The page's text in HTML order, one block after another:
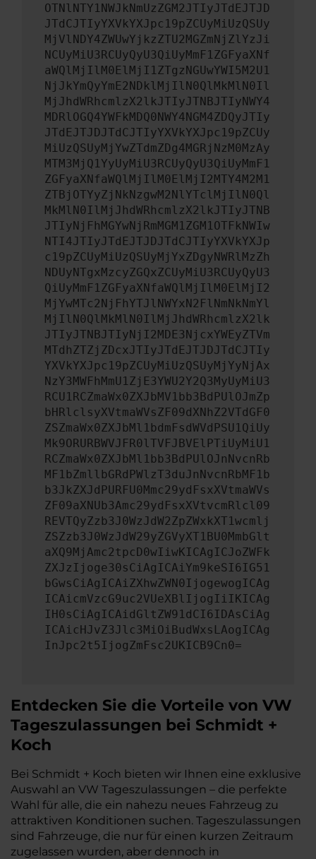
OTNlNTY1NWJkNmUzZGM2JTIyJTdEJTJD
JTdCJTIyYXVkYXJpc19pZCUyMiUzQSUy
MjVlNDY4ZWUwYjkzZTU2MGZmNjZlYzJi
NCUyMiU3RCUyQyU3QiUyMmF1ZGFyaXNf
aWQlMjIlM0ElMjI1ZTgzNGUwYWI5M2U1
NjJkYmQyYmE2NDklMjIlN0QlMkMlN0Il
MjJhdWRhcmlzX2lkJTIyJTNBJTIyNWY4
MDRlOGQ4YWFkMDQ0NWY4NGM4ZDQyJTIy
JTdEJTJDJTdCJTIyYXVkYXJpc19pZCUy
MiUzQSUyMjYwZTdmZDg4MGRjNzM0MzAy
MTM3MjQ1YyUyMiU3RCUyQyU3QiUyMmF1
ZGFyaXNfaWQlMjIlM0ElMjI2MTY4M2M1
ZTBjOTYyZjNkNzgwM2NlYTclMjIlN0Ql
MkMlN0IlMjJhdWRhcmlzX2lkJTIyJTNB
JTIyNjFhMGYwNjRmMGM1ZGM1OTFkNWIw
NTI4JTIyJTdEJTJDJTdCJTIyYXVkYXJp
c19pZCUyMiUzQSUyMjYxZDgyNWRlMzZh
NDUyNTgxMzcyZGQxZCUyMiU3RCUyQyU3
QiUyMmF1ZGFyaXNfaWQlMjIlM0ElMjI2
MjYwMTc2NjFhYTJlNWYxN2FlNmNkNmYl
MjIlN0QlMkMlN0IlMjJhdWRhcmlzX2lk
JTIyJTNBJTIyNjI2MDE3NjcxYWEyZTVm
MTdhZTZjZDcxJTIyJTdEJTJDJTdCJTIy
YXVkYXJpc19pZCUyMiUzQSUyMjYyNjAx
NzY3MWFhMmU1ZjE3YWU2Y2Q3MyUyMiU3
RCU1RCZmaWx0ZXJbMV1bb3BdPUlOJmZp
bHRlclsyXVtmaWVsZF09dXNhZ2VTdGF0
ZSZmaWx0ZXJbMl1bdmFsdWVdPSU1QiUy
Mk9ORURBWVJFR0lTVFJBVElPTiUyMiU1
RCZmaWx0ZXJbMl1bb3BdPUlOJnNvcnRb
MF1bZmllbGRdPWlzT3duJnNvcnRbMF1b
b3JkZXJdPURFU0Mmc29ydFsxXVtmaWVs
ZF09aXNUb3Amc29ydFsxXVtvcmRlcl09
REVTQyZzb3J0WzJdW2ZpZWxkXT1wcmlj
ZSZzb3J0WzJdW29yZGVyXT1BU0MmbGlt
aXQ9MjAmc2tpcD0wIiwKICAgICJoZWFk
ZXJzIjoge30sCiAgICAiYm9keSI6IG51
bGwsCiAgICAiZXhwZWN0IjogewogICAg
ICAicmVzcG9uc2VUeXBlIjogIiIKICAg
IH0sCiAgICAidGltZW91dCI6IDAsCiAg
ICAicHJvZ3Jlc3MiOiBudWxsLAogICAg
InJpc2t5IjogZmFsc2UKICB9Cn0=
Entdecken Sie die Vorteile von VW
Tageszulassungen bei Schmidt +
Koch
Bei Schmidt + Koch bieten wir Ihnen eine exklusive
Auswahl an VW Tageszulassungen – die perfekte
Wahl für alle, die ein nahezu neues Fahrzeug zu
attraktiven Konditionen suchen. Tageszulassungen
sind Fahrzeuge, die nur für einen kurzen Zeitraum
zugelassen wurden, aber dennoch in